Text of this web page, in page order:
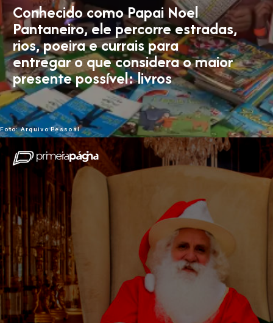
Foto: Arquivo Pessoal
Conhecido como Papai Noel
Pantaneiro, ele percorre estradas,
rios, poeira e currais para
entregar o que considera o maior
presente possível: livros